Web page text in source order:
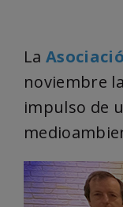
La
noviembre
impulso de